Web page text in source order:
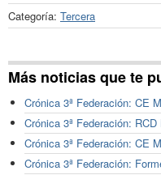
Categoría: Tercera
Más noticias que te
Crónica 3ª Federación: CE
Crónica 3ª Federación:
Crónica 3ª Federación: CE
Crónica 3ª Federación: